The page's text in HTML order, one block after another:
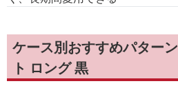
ケース別おすすめパター
ト ロング 黒